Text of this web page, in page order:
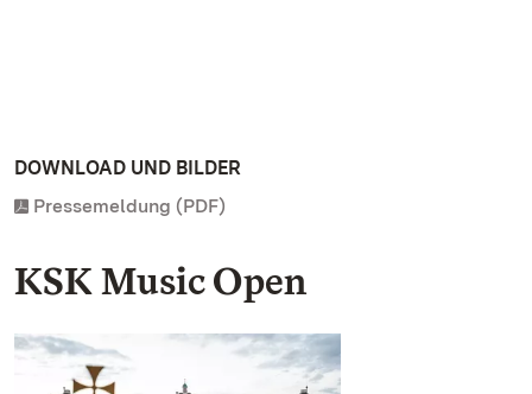
DOWNLOAD UND BILDER
Pressemeldung (PDF)
KSK Music Open